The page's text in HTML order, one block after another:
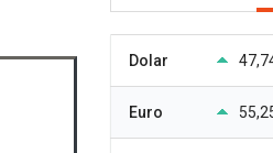
Dolar
Euro